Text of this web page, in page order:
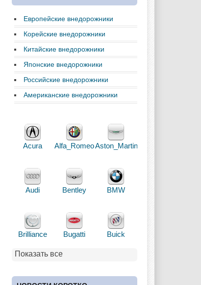
Европейские внедорожники
Корейские внедорожники
Китайские внедорожники
Японские внедорожники
Российские внедорожники
Американские внедорожники
Acura Alfa_RomeoAston_Martin
Audi Bentley BMW
Brilliance Bugatti Buick
Cadillac Chery Chevrolet
Показать все